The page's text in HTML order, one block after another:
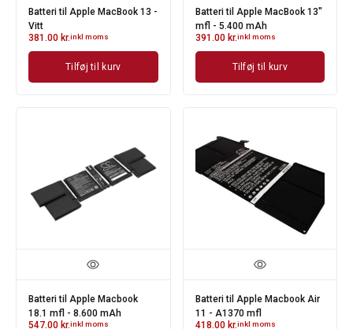
Batteri til Apple MacBook 13 -
Vitt
381.00 kr.inkl moms
Tilføj til kurv
Batteri til Apple MacBook 13"
mfl - 5.400 mAh
391.00 kr.inkl moms
Tilføj til kurv
Batteri til Apple Macbook
18.1 mfl - 8.600 mAh
547.00 kr.inkl moms
Batteri til Apple Macbook Air
11 - A1370 mfl
418.00 kr.inkl moms